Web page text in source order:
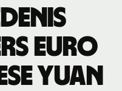
euro
yuan